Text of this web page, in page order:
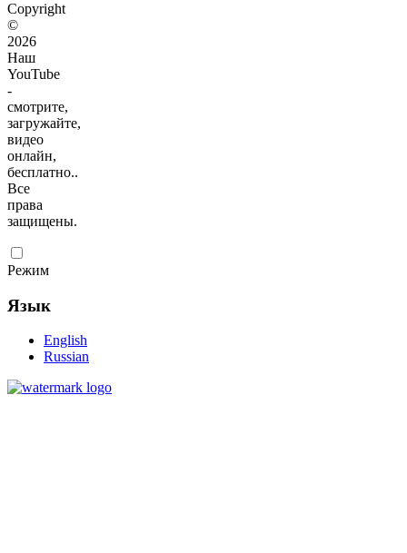
Copyright
©
2026
Наш
YouTube
-
смотрите,
загружайте,
видео
онлайн,
бесплатно..
Все
права
защищены.
Режим
Язык
English
Russian